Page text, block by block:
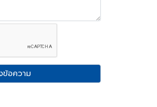
ข้อความ